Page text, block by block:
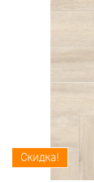
Скидка!